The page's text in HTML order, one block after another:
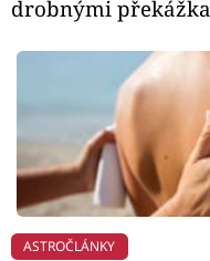
drobnými
ASTROČLÁNKY